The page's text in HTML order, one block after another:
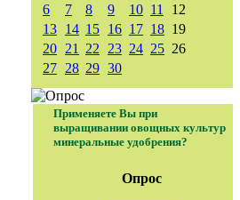
6
7 8 9 10 11
12
13 14 15 16 17 18 19
20 21 22 23 24 25 26
27 28 29 30
Применяете Вы при
выращивании овощных культур
минеральные удобрения?
Опрос